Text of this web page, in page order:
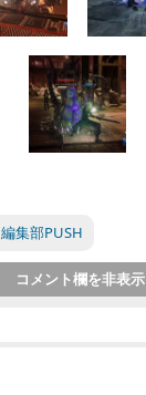
編集部PUSH
コメント欄を非表示